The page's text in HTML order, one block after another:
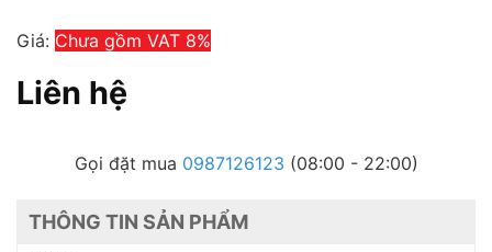
Giá: Chưa gồm VAT 8%
Liên hệ
Gọi đặt mua 0987126123 (08:00 - 22:00)
THÔNG TIN SẢN PHẨM